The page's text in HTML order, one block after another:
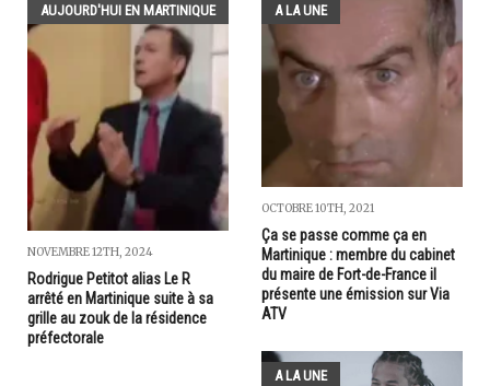
AUJOURD'HUI EN MARTINIQUE
NOVEMBRE 12TH, 2024
Rodrigue Petitot alias Le R
arrêté en Martinique suite à sa
grille au zouk de la résidence
préfectorale
A LA UNE
OCTOBRE 10TH, 2021
Ça se passe comme ça en
Martinique : membre du cabinet
du maire de Fort-de-France il
présente une émission sur Via
ATV
A LA UNE